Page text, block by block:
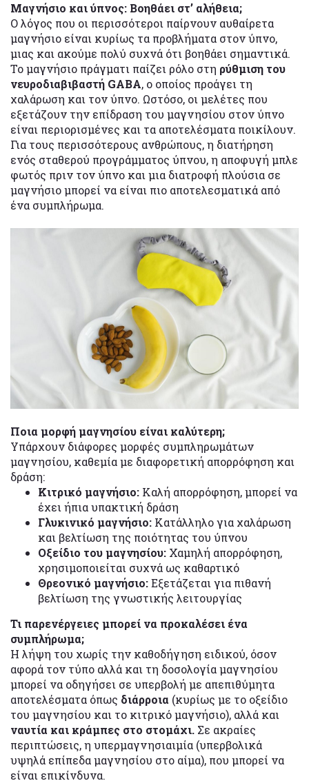
Μαγνήσιο και ύπνος: Βοηθάει στ’ αλήθεια;
Ο λόγος που οι περισσότεροι παίρνουν αυθαίρετα
μαγνήσιο είναι κυρίως τα προβλήματα στον ύπνο,
μιας και ακούμε πολύ συχνά ότι βοηθάει σημαντικά.
Το μαγνήσιο πράγματι παίζει ρόλο στη ρύθμιση του
νευροδιαβιβαστή GABA, ο οποίος προάγει τη
χαλάρωση και τον ύπνο. Ωστόσο, οι μελέτες που
εξετάζουν την επίδραση του μαγνησίου στον ύπνο
είναι περιορισμένες και τα αποτελέσματα ποικίλουν.
Για τους περισσότερους ανθρώπους, η διατήρηση
ενός σταθερού προγράμματος ύπνου, η αποφυγή μπλε
φωτός πριν τον ύπνο και μια διατροφή πλούσια σε
μαγνήσιο μπορεί να είναι πιο αποτελεσματικά από
ένα συμπλήρωμα.
Ποια μορφή μαγνησίου είναι καλύτερη;
Υπάρχουν διάφορες μορφές συμπληρωμάτων
μαγνησίου, καθεμία με διαφορετική απορρόφηση και
δράση:
Κιτρικό μαγνήσιο: Καλή απορρόφηση, μπορεί να
έχει ήπια υπακτική δράση
Γλυκινικό μαγνήσιο: Κατάλληλο για χαλάρωση
και βελτίωση της ποιότητας του ύπνου
Οξείδιο του μαγνησίου: Χαμηλή απορρόφηση,
χρησιμοποιείται συχνά ως καθαρτικό
Θρεονικό μαγνήσιο:Εξετάζεται για πιθανή
βελτίωση της γνωστικής λειτουργίας
Τι παρενέργειες μπορεί να προκαλέσει ένα
συμπλήρωμα;
Η λήψη του χωρίς την καθοδήγηση ειδικού, όσον
αφορά τον τύπο αλλά και τη δοσολογία μαγνησίου
μπορεί να οδηγήσει σε υπερβολή με απεπιθύμητα
αποτελέσματα όπως διάρροια (κυρίως με το οξείδιο
του μαγνησίου και το κιτρικό μαγνήσιο), αλλά και
ναυτία και κράμπες στο στομάχι. Σε ακραίες
περιπτώσεις, η υπερμαγνησιαιμία (υπερβολικά
υψηλά επίπεδα μαγνησίου στο αίμα), που μπορεί να
είναι επικίνδυνα.